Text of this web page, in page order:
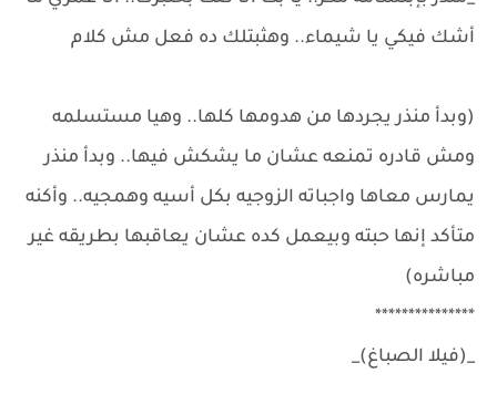
أشك فيكي يا شيماء.. وهثبتلك ده فعل مش كلام
(وبدأ منذر يجردها من هدومها كلها.. وهيا مستسلمه
ومش قادره تمنعه عشان ما يشكش فيها.. وبدأ منذر
يمارس معاها واجباته الزوجيه بكل أسيه وهمجيه.. وأكنه
متأكد إنها حبته وبيعمل كده عشان يعاقبها بطريقه غير
مباشره)
***************
_(فيلا الصباغ)_